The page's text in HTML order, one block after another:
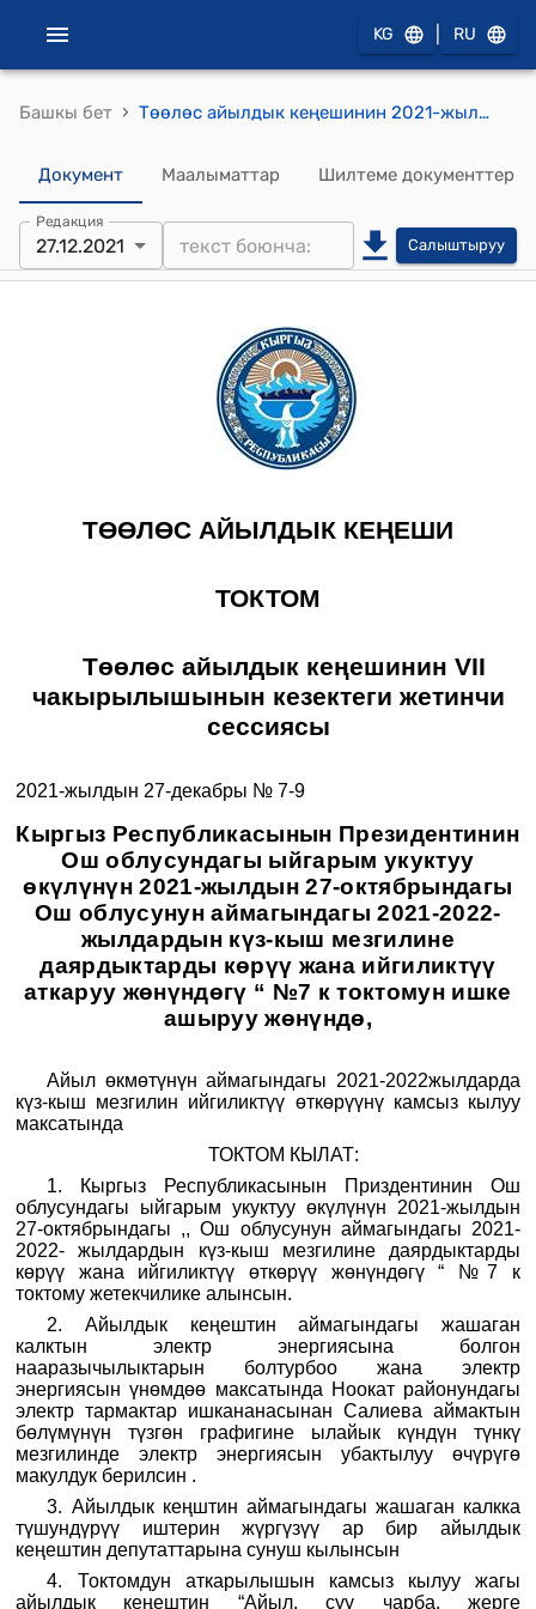
KG RU
Башкы бет › Төөлөс айылдык кеңешинин 2021-жылдын 27-декабрындагы № 7-9 "Кыргыз Республикасынын Президентинин Ош облусундагы ыйгарым укуктуу өкүлүнүн 2021-жылдын 27-октябрындагы Ош облусунун аймагындагы 2021-2022-жылдардын күз-кыш мезгилине даярдыктарды көрүү жана ийгиликтүү аткаруу жөнүндөгү “ №7 к токтомун ишке ашыруу жөнүндө" токтому
Документ Маалыматтар Шилтеме документтер
Редакция
27.12.2021 Салыштыруу